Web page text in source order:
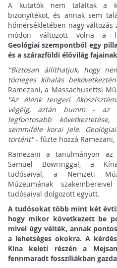
A kutatók nem találtak a
bizonyítékot, és annak sem
hőmérsékletében nagy
módon változott volna a
Geológiai szempontból egy
és a szárazföldi élővilág
"Biztosan állíthatjuk, hogy
tömeges kihalás
Ramezani, a Massachusettsi
"Az élénk tengeri
végéig, aztán bumm - az
legfontosabb
semmiféle korai jele.
történt"- fűzte hozzá
Ramezani a tanulmányon az
Samuel Bowringgal, a
tudósaival, a Nemzeti
Múzeumának
tudósaival dolgozott együtt.
A tudósokat több mint két
hogy mikor következett be
mivel úgy vélték, annak
a lehetséges okokra. A
Kína keleti részén a
fennmaradt fosszíliákban